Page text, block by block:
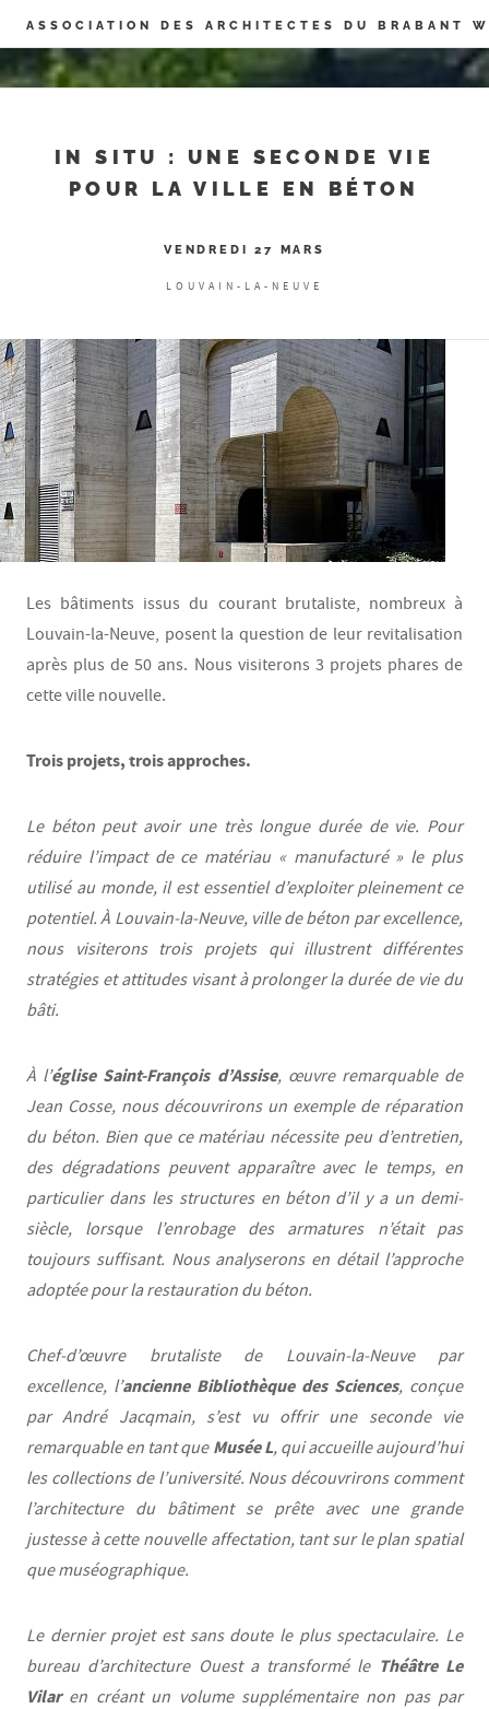
Panneau de gestion des cookies
ASSOCIATION DES ARCHITECTES DU BRABANT
IN SITU : UNE SECONDE VIE
POUR LA VILLE EN BÉTON
VENDREDI 27 MARS
LOUVAIN-LA-NEUVE
Les bâtiments issus du courant brutaliste, nombreux à
Louvain-la-Neuve, posent la question de leur revitalisation
après plus de 50 ans. Nous visiterons 3 projets phares de
cette ville nouvelle.
Trois projets, trois approches.
Le béton peut avoir une très longue durée de vie. Pour
réduire l’impact de ce matériau « manufacturé » le plus
utilisé au monde, il est essentiel d’exploiter pleinement ce
potentiel. À Louvain-la-Neuve, ville de béton par excellence,
nous visiterons trois projets qui illustrent différentes
stratégies et attitudes visant à prolonger la durée de vie du
bâti.
À l’église Saint-François d’Assise, œuvre remarquable de
Jean Cosse, nous découvrirons un exemple de réparation
du béton. Bien que ce matériau nécessite peu d’entretien,
des dégradations peuvent apparaître avec le temps, en
particulier dans les structures en béton d’il y a un demi-
siècle, lorsque l’enrobage des armatures n’était pas
toujours suffisant. Nous analyserons en détail l’approche
adoptée pour la restauration du béton.
Chef-d’œuvre brutaliste de Louvain-la-Neuve par
excellence, l’ancienne Bibliothèque des Sciences, conçue
par André Jacqmain, s’est vu offrir une seconde vie
remarquable en tant que Musée L, qui accueille aujourd’hui
les collections de l’université. Nous découvrirons comment
l’architecture du bâtiment se prête avec une grande
justesse à cette nouvelle affectation, tant sur le plan spatial
que muséographique.
Le dernier projet est sans doute le plus spectaculaire. Le
bureau d’architecture Ouest a transformé le Théâtre Le
Vilaren créant un volume supplémentaire non pas par